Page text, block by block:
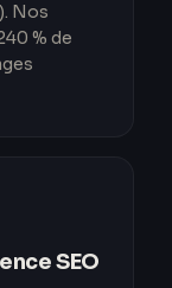
Nos
% de
SEO